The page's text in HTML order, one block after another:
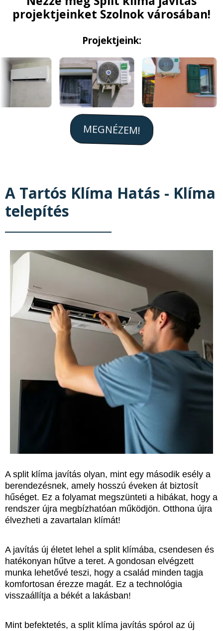
projektjeinket Szolnok városában!
Projektjeink:
MEGNÉZEM!
A Tartós Klíma Hatás - Klíma
telepítés
A split klíma javítás olyan, mint egy második esély a
berendezésnek, amely hosszú éveken át biztosít
hűséget. Ez a folyamat megszünteti a hibákat, hogy a
rendszer újra megbízhatóan működjön. Otthona újra
élvezheti a zavartalan klímát!
A javítás új életet lehel a split klímába, csendesen és
hatékonyan hűtve a teret. A gondosan elvégzett
munka lehetővé teszi, hogy a család minden tagja
komfortosan érezze magát. Ez a technológia
visszaállítja a békét a lakásban!
Mint befektetés, a split klíma javítás spórol az új